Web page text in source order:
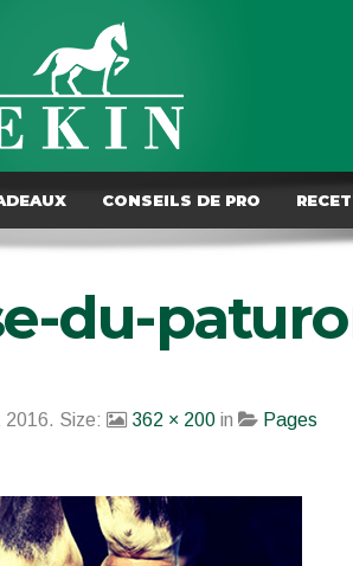
CONSEILS DE PRO
du-
2016. Size: 362 × 200in Pages